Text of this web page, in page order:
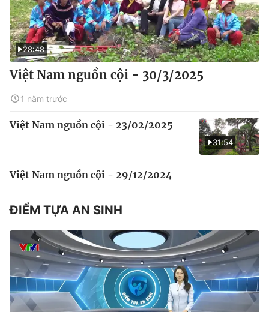
28:48
Việt Nam nguồn cội - 30/3/2025
1 năm trước
31:54
Việt Nam nguồn cội - 23/02/2025
Việt Nam nguồn cội - 29/12/2024
ĐIỂM TỰA AN SINH